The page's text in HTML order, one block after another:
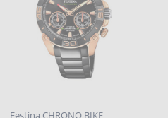
Festina CHRONO BIKE